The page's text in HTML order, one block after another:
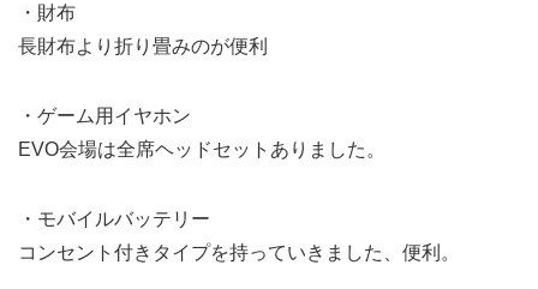
・財布
長財布より折り畳みのが便利
・ゲーム用イヤホン
EVO会場は全席ヘッドセットありました。
・モバイルバッテリー
コンセント付きタイプを持っていきました、便利。